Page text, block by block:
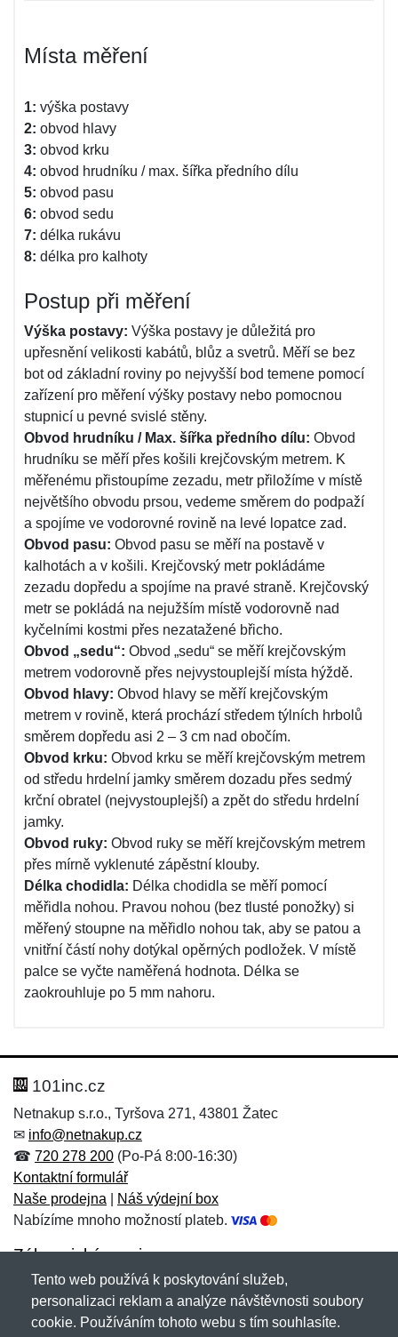
Místa měření
1: výška postavy
2: obvod hlavy
3: obvod krku
4: obvod hrudníku / max. šířka předního dílu
5: obvod pasu
6: obvod sedu
7: délka rukávu
8: délka pro kalhoty
Postup při měření
Výška postavy: Výška postavy je důležitá pro
upřesnění velikosti kabátů, blůz a svetrů. Měří se bez
bot od základní roviny po nejvyšší bod temene pomocí
zařízení pro měření výšky postavy nebo pomocnou
stupnicí u pevné svislé stěny.
Obvod hrudníku / Max. šířka předního dílu: Obvod
hrudníku se měří přes košili krejčovským metrem. K
měřenému přistoupíme zezadu, metr přiložíme v místě
největší­ho obvodu prsou, vedeme směrem do podpaží
a spojíme ve vodorovné rovině na levé lopatce zad.
Obvod pasu: Obvod pasu se měří na postavě v
kalhotách a v košili. Krejčovský metr pokládáme
zezadu dopředu a spojíme na pravé straně. Krejčovský
metr se pokládá na nejužším místě vodorovně nad
kyčelními kostmi přes nezatažené břicho.
Obvod „sedu“: Obvod „sedu“ se měří krejčovským
metrem vodorovně přes nejvystouplejší místa hýždě.
Obvod hlavy: Obvod hlavy se měří krejčovským
metrem v rovině, která prochází středem týlních hrbolů
směrem dopředu asi 2 – 3 cm nad obočím.
Obvod krku: Obvod krku se měří krejčovským metrem
od středu hrdelní jamky směrem dozadu přes sedmý
krční obratel (nejvystoup­lejší) a zpět do středu hrdelní
jamky.
Obvod ruky: Obvod ruky se měří krejčovským metrem
přes mírně vyklenuté zápěstní klouby.
Délka chodidla: Délka chodidla se měří pomocí
měřidla nohou. Pravou nohou (bez tlusté ponožky) si
měřený stoupne na měřidlo nohou tak, aby se patou a
vnitřní částí nohy dotýkal opěrných podložek. V místě
palce se vyčte naměřená hodnota. Délka se
zaokrouhluje po 5 mm nahoru.
101inc.cz
Netnakup s.r.o., Tyršova 271, 43801 Žatec
✉ info@netnakup.cz
☎ 720 278 200 (Po-Pá 8:00-16:30)
Kontaktní formulář
Naše prodejna
Náš výdejní box
Nabízíme mnoho možností plateb.
Zákaznický servis
Novinky emailem
Tento web používá k poskytování služeb,
personalizaci reklam a analýze návštěvnosti soubory
cookie. Používáním tohoto webu s tím souhlasíte.